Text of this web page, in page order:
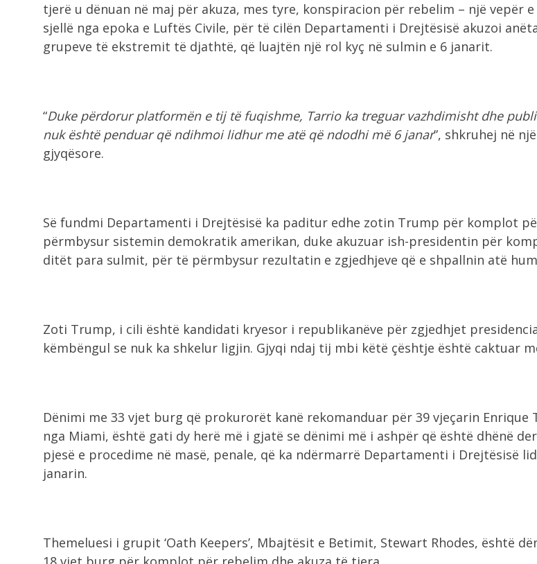
tjerë u dënuan në maj për akuza, mes tyre, konspiracion për rebelim – një vepër
sjellë nga epoka e Luftës Civile, për të cilën Departamenti i Drejtësisë akuzoi
grupeve të ekstremit të djathtë, që luajtën një rol kyç në sulmin e 6 janarit.
“Duke përdorur platformën e tij të fuqishme, Tarrio ka treguar vazhdimisht dhe
nuk është penduar që ndihmoi lidhur me atë që ndodhi më 6 janar”, shkruhej në
gjyqësore.
Së fundmi Departamenti i Drejtësisë ka paditur edhe zotin Trump për komplot
përmbysur sistemin demokratik amerikan, duke akuzuar ish-presidentin për
ditët para sulmit, për të përmbysur rezultatin e zgjedhjeve që e shpallnin atë
Zoti Trump, i cili është kandidati kryesor i republikanëve për zgjedhjet
këmbëngul se nuk ka shkelur ligjin. Gjyqi ndaj tij mbi këtë çështje është caktuar
Dënimi me 33 vjet burg që prokurorët kanë rekomanduar për 39 vjeçarin Enrique
nga Miami, është gati dy herë më i gjatë se dënimi më i ashpër që është dhënë
pjesë e procedime në masë, penale, që ka ndërmarrë Departamenti i Drejtësisë
janarin.
Themeluesi i grupit ‘Oath Keepers’, Mbajtësit e Betimit, Stewart Rhodes, është